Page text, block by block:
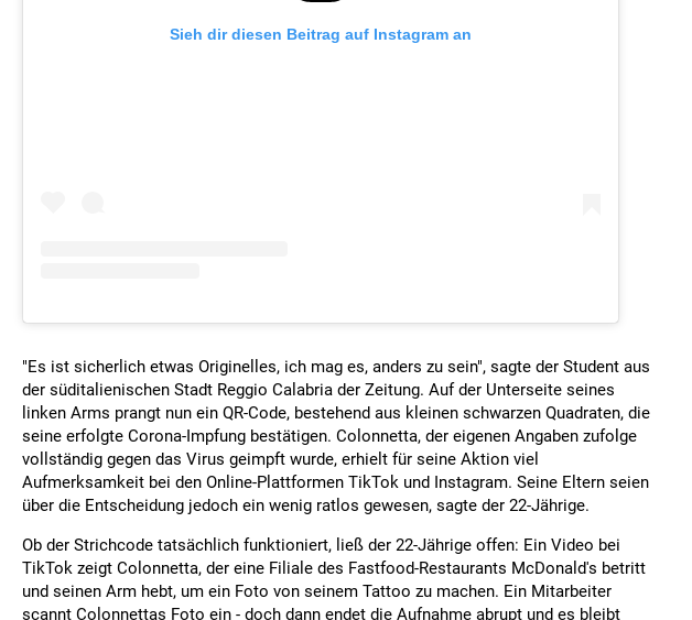
Sieh dir diesen Beitrag auf Instagram an
"Es ist sicherlich etwas Originelles, ich mag es, anders zu sein", sagte der Student aus
der süditalienischen Stadt Reggio Calabria der Zeitung. Auf der Unterseite seines
linken Arms prangt nun ein QR-Code, bestehend aus kleinen schwarzen Quadraten, die
seine erfolgte Corona-Impfung bestätigen. Colonnetta, der eigenen Angaben zufolge
vollständig gegen das Virus geimpft wurde, erhielt für seine Aktion viel
Aufmerksamkeit bei den Online-Plattformen TikTok und Instagram. Seine Eltern seien
über die Entscheidung jedoch ein wenig ratlos gewesen, sagte der 22-Jährige.
Ob der Strichcode tatsächlich funktioniert, ließ der 22-Jährige offen: Ein Video bei
TikTok zeigt Colonnetta, der eine Filiale des Fastfood-Restaurants McDonald's betritt
und seinen Arm hebt, um ein Foto von seinem Tattoo zu machen. Ein Mitarbeiter
scannt Colonnettas Foto ein - doch dann endet die Aufnahme abrupt und es bleibt